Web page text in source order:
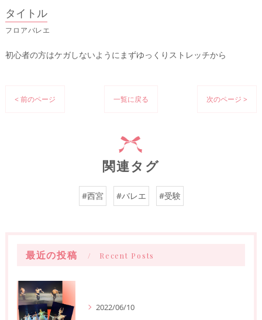
タイトル
フロアバレエ
初心者の方はケガしないようにまずゆっくりストレッチから
< 前のページ 一覧に戻る 次のページ >
関連タグ
#西宮 #バレエ #受験
最近の投稿 Recent Posts
2022/06/10